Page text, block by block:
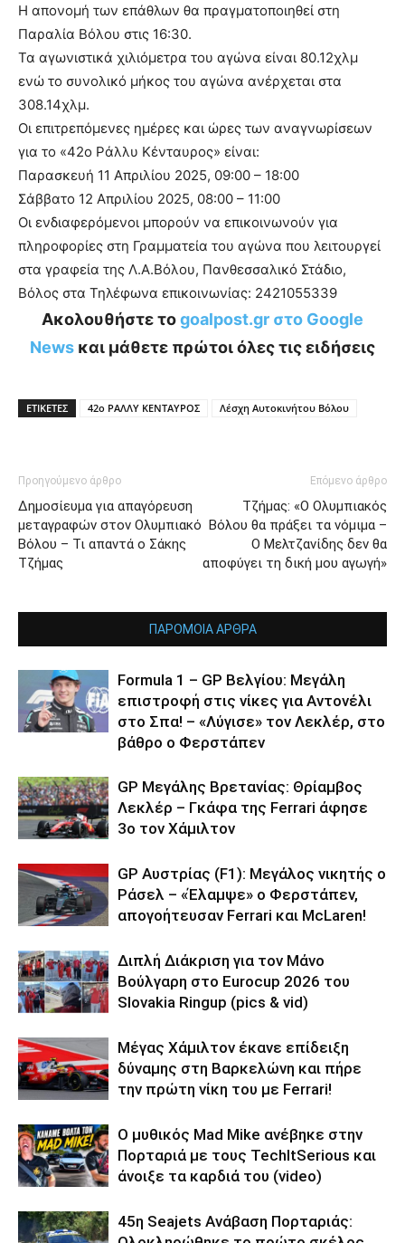
Η απονομή των επάθλων θα πραγματοποιηθεί στη
Παραλία Βόλου στις 16:30.
Τα αγωνιστικά χιλιόμετρα του αγώνα είναι 80.12χλμ
ενώ το συνολικό μήκος του αγώνα ανέρχεται στα
308.14χλμ.
Οι επιτρεπόμενες ημέρες και ώρες των αναγνωρίσεων
για το «42ο Ράλλυ Κένταυρος» είναι:
Παρασκευή 11 Απριλίου 2025, 09:00 – 18:00
Σάββατο 12 Απριλίου 2025, 08:00 – 11:00
Οι ενδιαφερόμενοι μπορούν να επικοινωνούν για
πληροφορίες στη Γραμματεία του αγώνα που λειτουργεί
στα γραφεία της Λ.Α.Βόλου, Πανθεσσαλικό Στάδιο,
Βόλος στα Τηλέφωνα επικοινωνίας: 2421055339
Ακολουθήστε τοgoalpost.gr στο Google
News και μάθετε πρώτοι όλες τις ειδήσεις
ΕΤΙΚΕΤΕΣ 42ο ΡΑΛΛΥ ΚΕΝΤΑΥΡΟΣ Λέσχη Αυτοκινήτου Βόλου
Προηγούμενο άρθρο
Δημοσίευμα για απαγόρευση
μεταγραφών στον Ολυμπιακό
Βόλου – Τι απαντά ο Σάκης
Τζήμας
Επόμενο άρθρο
Τζήμας: «Ο Ολυμπιακός
Βόλου θα πράξει τα νόμιμα –
Ο Μελτζανίδης δεν θα
αποφύγει τη δική μου αγωγή»
ΠΑΡΟΜΟΙΑ ΑΡΘΡΑ
Formula 1 – GP Βελγίου: Μεγάλη
επιστροφή στις νίκες για Αντονέλι
στο Σπα! – «Λύγισε» τον Λεκλέρ, στο
βάθρο ο Φερστάπεν
GP Μεγάλης Βρετανίας: Θρίαμβος
Λεκλέρ – Γκάφα της Ferrari άφησε
3ο τον Χάμιλτον
GP Αυστρίας (F1): Μεγάλος νικητής ο
Ράσελ – «Έλαμψε» ο Φερστάπεν,
απογοήτευσαν Ferrari και McLaren!
Διπλή Διάκριση για τον Μάνο
Βούλγαρη στο Eurocup 2026 του
Slovakia Ringup (pics & vid)
Μέγας Χάμιλτον έκανε επίδειξη
δύναμης στη Βαρκελώνη και πήρε
την πρώτη νίκη του με Ferrari!
Ο μυθικός Mad Mike ανέβηκε στην
Πορταριά με τους TechItSerious και
άνοιξε τα καρδιά του (video)
45η Seajets Ανάβαση Πορταριάς: